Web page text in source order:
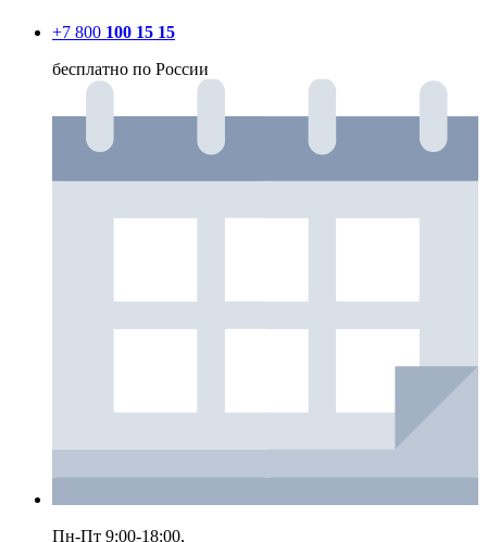
+7 800 100 15 15
бесплатно по России
Пн-Пт 9:00-18:00,